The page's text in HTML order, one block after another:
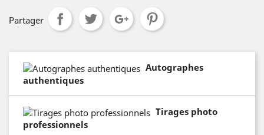
Partager
Autographes
authentiques
Tirages photo
professionnels